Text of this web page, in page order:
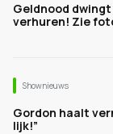
Geldnood
verhuren! Zie
Shownieuws
Gordon haalt
lijk!”